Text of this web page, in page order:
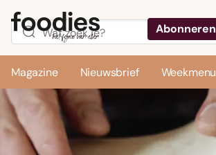
Abonneren
Magazine Nieuwsbrief Weekmenu